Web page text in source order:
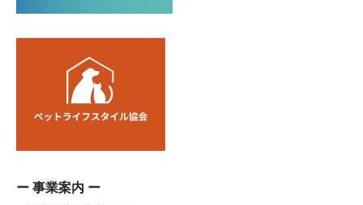
ー 事業案内 ー